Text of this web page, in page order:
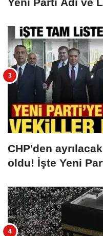
Yeni Parti Adı ve
CHP'den
oldu! İşte Yeni